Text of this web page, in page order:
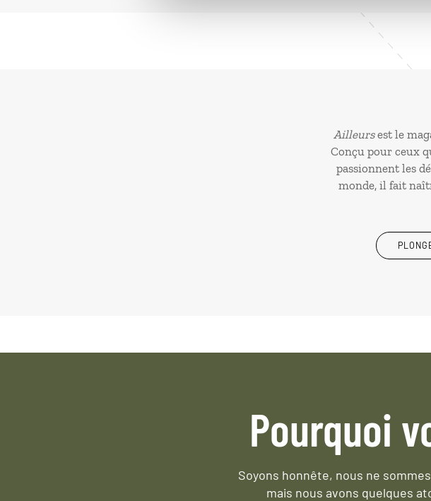
Ailleursest le
Conçu pour ceux
passionnent les
monde, il fait
Pourquoi
Soyons honnête, nous ne
mais nous avons quelques